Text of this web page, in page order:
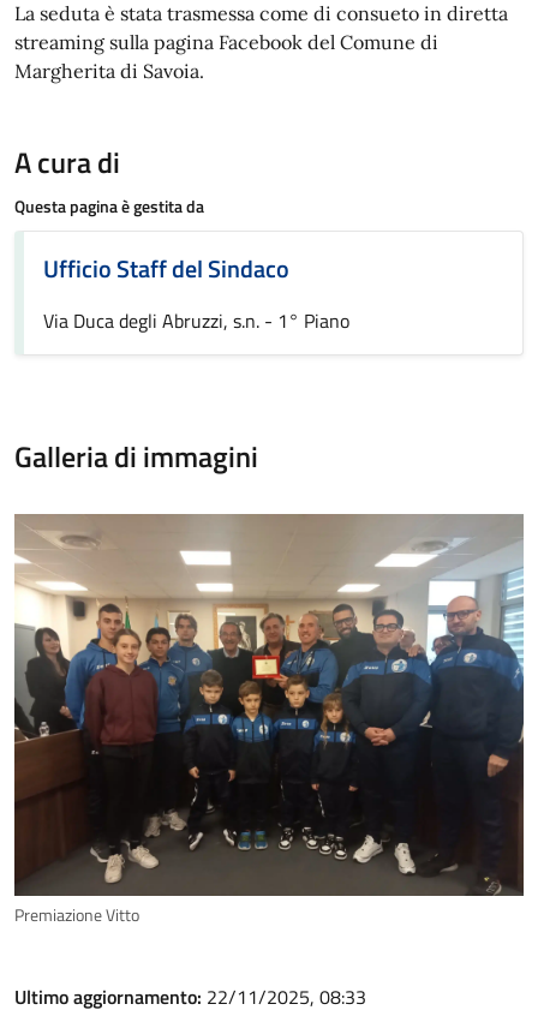
La seduta è stata trasmessa come di consueto in diretta
streaming sulla pagina Facebook del Comune di
Margherita di Savoia.
A cura di
Questa pagina è gestita da
Ufficio Staff del Sindaco
Via Duca degli Abruzzi, s.n. - 1° Piano
Galleria di immagini
Premiazione Vitto
Ultimo aggiornamento: 22/11/2025, 08:33